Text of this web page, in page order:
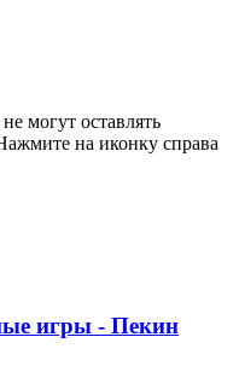
могут оставлять
на иконку справа
игры - Пекин